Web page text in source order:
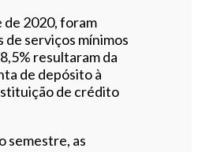
2020, foram
de serviços mínimos
resultaram da
de depósito à
de crédito
semestre, as